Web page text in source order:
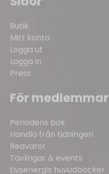
Butik
Mitt konto
Logga ut
Logga in
Press
För medlemmar
Periodens bok
Handla från tidningen
Reavaror
Tävlingar & events
Livsenergis huvudböcker